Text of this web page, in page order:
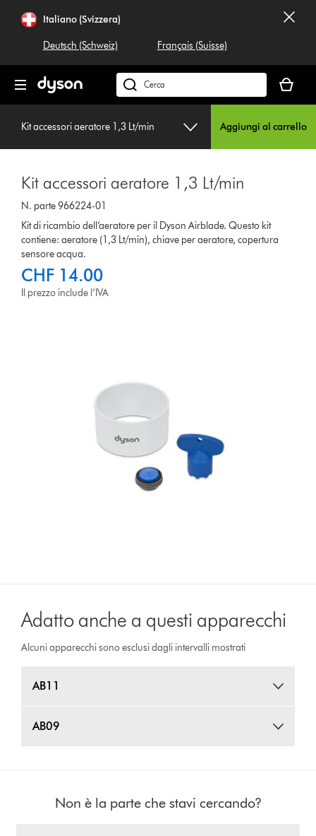
navigazioneItaliano (Svizzera)
Deutsch (Schweiz) Français (Suisse)
Cerca
su
dyson.ch
carrello
è
Kit accessori aeratore 1,3 Lt/min Aggiungi al carrello
Kit accessori aeratore 1,3 Lt/min
N. parte 966224-01
Kit di ricambio dell’aeratore per il Dyson Airblade. Questo kit
contiene: aeratore (1,3 Lt/min), chiave per aeratore, copertura
sensore acqua.
CHF 14.00
Il prezzo include l’IVA
Adatto anche a questi apparecchi
Alcuni apparecchi sono esclusi dagli intervalli mostrati
AB11
AB09
Non è la parte che stavi cercando?